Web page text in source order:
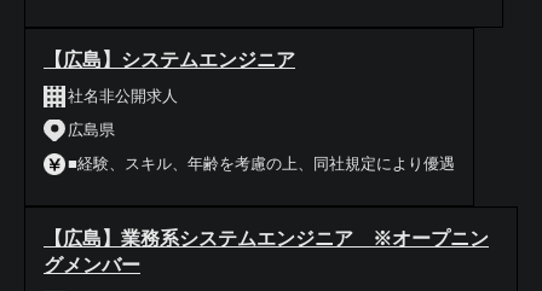
【広島】システムエンジニア
社名非公開求人
広島県
■経験、スキル、年齢を考慮の上、同社規定により優遇
【広島】業務系システムエンジニア ※オープニン
グメンバー